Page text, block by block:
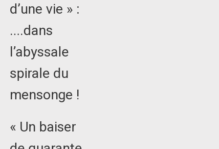
d’une vie » :
....dans
l’abyssale
spirale du
mensonge !
« Un baiser